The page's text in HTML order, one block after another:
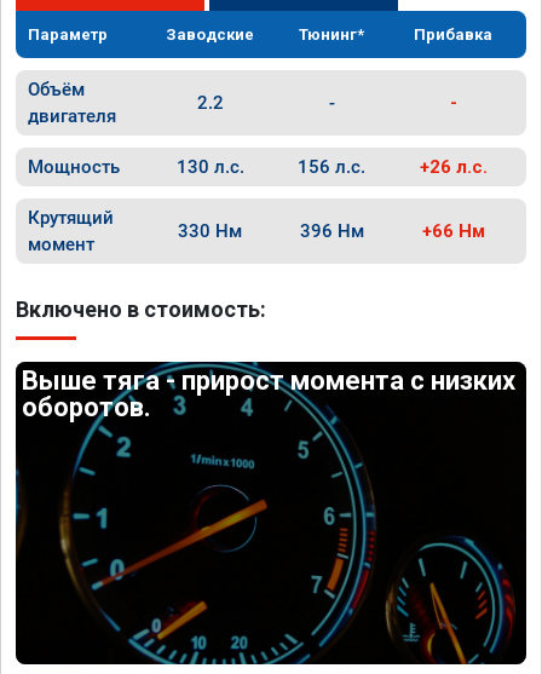
Параметр Заводские Тюнинг* Прибавка
Объём
двигателя
2.2 - -
Мощность 130 л.с. 156 л.с. +26 л.с.
Крутящий
момент
330 Нм 396 Нм +66 Нм
Включено в стоимость:
Выше тяга - прирост момента с низких
оборотов.